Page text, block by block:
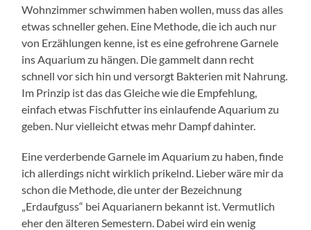
Wohnzimmer schwimmen haben wollen, muss das alles
etwas schneller gehen. Eine Methode, die ich auch nur
von Erzählungen kenne, ist es eine gefrohrene Garnele
ins Aquarium zu hängen. Die gammelt dann recht
schnell vor sich hin und versorgt Bakterien mit Nahrung.
Im Prinzip ist das das Gleiche wie die Empfehlung,
einfach etwas Fischfutter ins einlaufende Aquarium zu
geben. Nur vielleicht etwas mehr Dampf dahinter.
Eine verderbende Garnele im Aquarium zu haben, finde
ich allerdings nicht wirklich prikelnd. Lieber wäre mir da
schon die Methode, die unter der Bezeichnung
„Erdaufguss“ bei Aquarianern bekannt ist. Vermutlich
eher den älteren Semestern. Dabei wird ein wenig